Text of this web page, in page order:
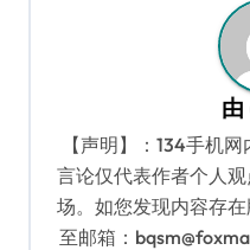
由
【声明】：134手机
言论仅代表作者个人
场。如您发现内容存
至邮箱：